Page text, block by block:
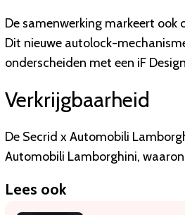
De samenwerking markeert
Dit nieuwe autolock-
onderscheiden met een iF
Verkrijgbaarheid
De Secrid x Automobili
Automobili Lamborghini,
Lees ook